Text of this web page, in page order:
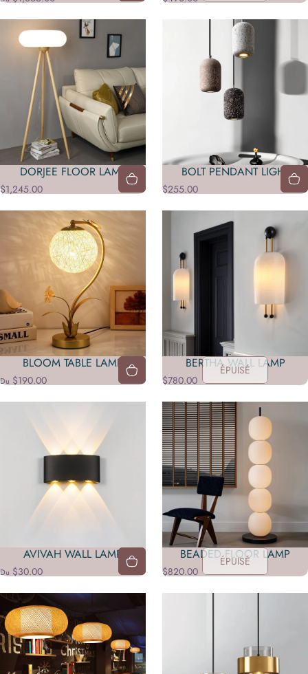
DORJEE FLOOR LAMP
$1,245.00
BOLT PENDANT LIGHT
$255.00
BLOOM TABLE LAMP
Du $190.00
ÉPUISÉ
BERTHA WALL LAMP
$780.00
AVIVAH WALL LAMP
Du $30.00
ÉPUISÉ
BEADED FLOOR LAMP
$820.00